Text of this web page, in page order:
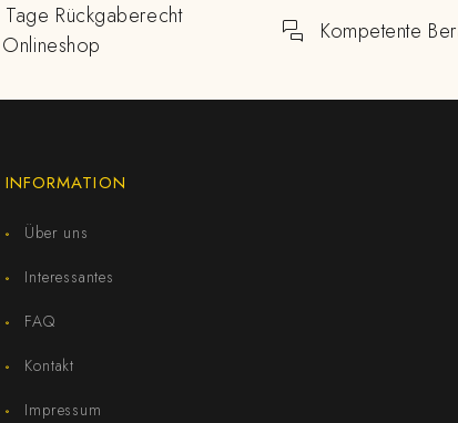
Tage Rückgaberecht
Kompetente
INFORMATION
Über uns
Interessantes
FAQ
Kontakt
Impressum